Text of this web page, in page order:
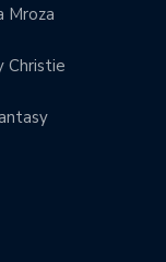
Mroza
Christie